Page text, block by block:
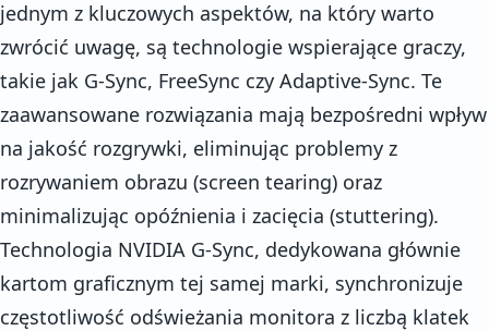
jednym z kluczowych aspektów, na który warto
zwrócić uwagę, są technologie wspierające graczy,
takie jak G-Sync, FreeSync czy Adaptive-Sync. Te
zaawansowane rozwiązania mają bezpośredni wpływ
na jakość rozgrywki, eliminując problemy z
rozrywaniem obrazu (screen tearing) oraz
minimalizując opóźnienia i zacięcia (stuttering).
Technologia NVIDIA G-Sync, dedykowana głównie
kartom graficznym tej samej marki, synchronizuje
częstotliwość odświeżania monitora z liczbą klatek